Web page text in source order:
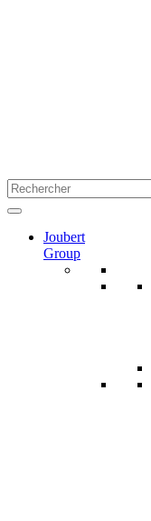
Joubert
Group